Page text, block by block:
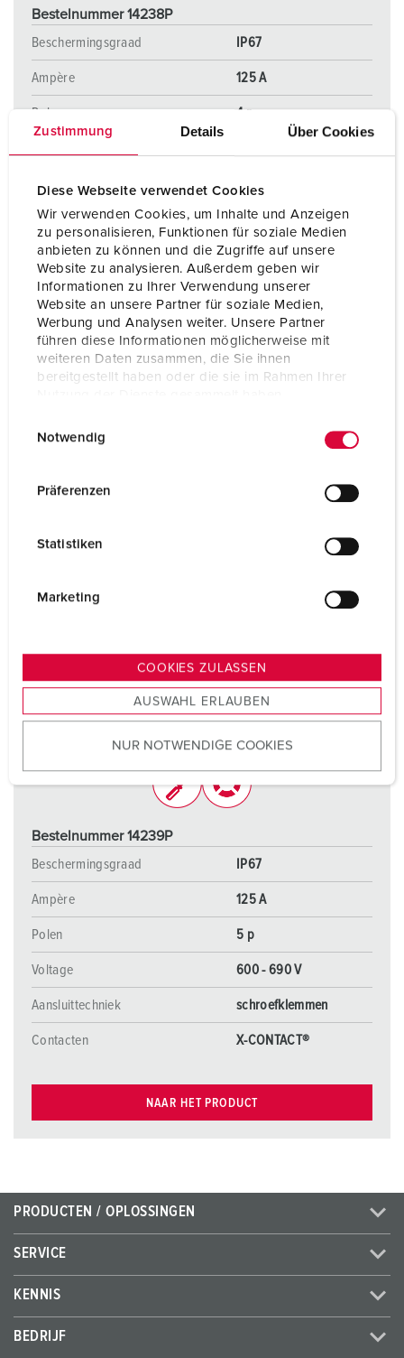
Zustimmung Details Über Cookies
Diese Webseite verwendet Cookies
Wir verwenden Cookies, um Inhalte und Anzeigen
zu personalisieren, Funktionen für soziale Medien
anbieten zu können und die Zugriffe auf unsere
Website zu analysieren. Außerdem geben wir
Informationen zu Ihrer Verwendung unserer
Website an unsere Partner für soziale Medien,
Werbung und Analysen weiter. Unsere Partner
führen diese Informationen möglicherweise mit
weiteren Daten zusammen, die Sie ihnen
bereitgestellt haben oder die sie im Rahmen Ihrer
s
u
w
Notwendig
Präferenzen
Statistiken
Marketing
COOKIES ZULASSEN
AUSWAHL ERLAUBEN
NUR NOTWENDIGE COOKIES
Bestelnummer 14238P
Beschermingsgraad
IP67
Ampère 125 A
Polen 4 p
Aansluittechniek schroefklemmen
Contacten
hittebestendig
binnenwerk
Contacten X-CONTACT®
NAAR HET PRODUCT
Bestelnummer 14239P
Beschermingsgraad
IP67
Ampère 125 A
Polen 5 p
Voltage 600 - 690 V
Aansluittechniek schroefklemmen
Contacten X-CONTACT®
NAAR HET PRODUCT
PRODUCTEN / OPLOSSINGEN
SERVICE
KENNIS
BEDRIJF